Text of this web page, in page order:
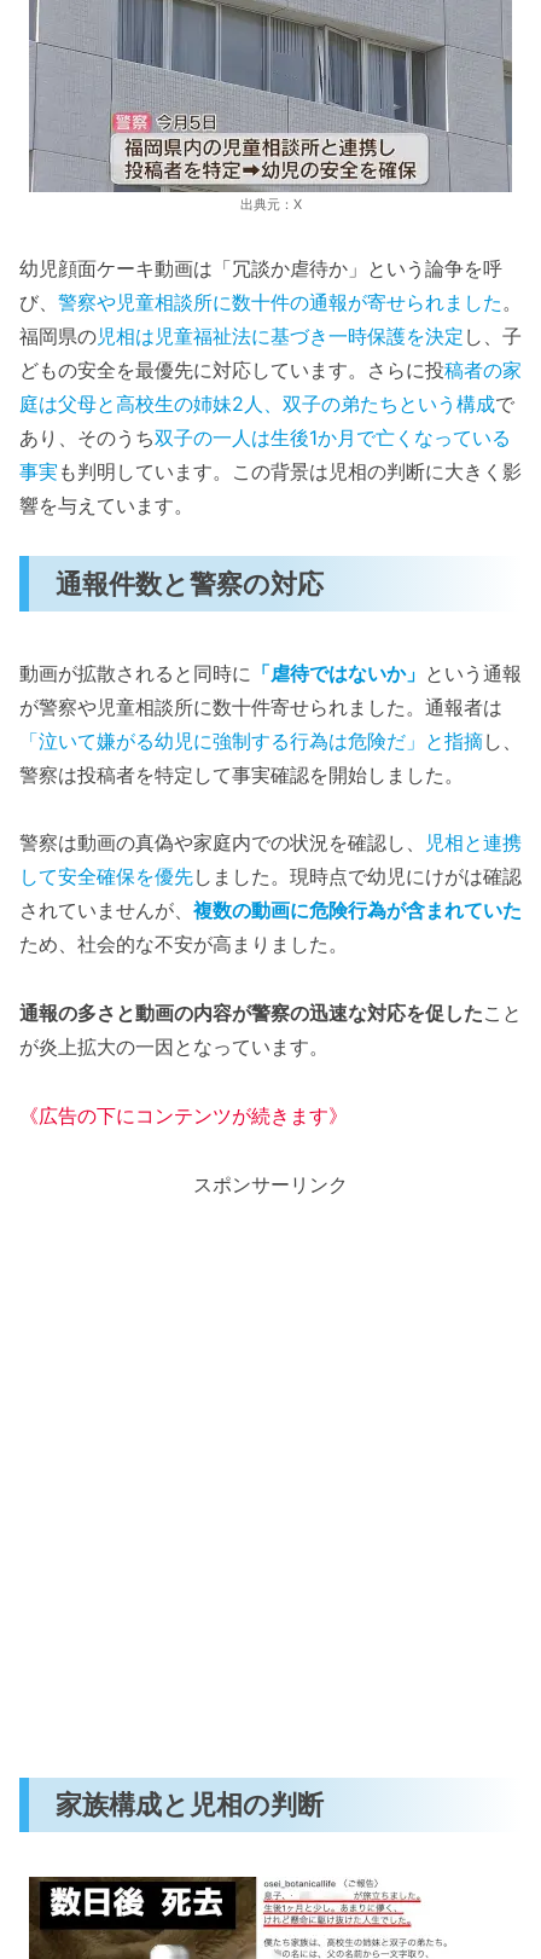
出典元：X
幼児顔面ケーキ動画は「冗談か虐待か」という論争を呼
び、 警察や児童相談所に数十件の通報が寄せられました 。
福岡県の児相は児童福祉法に基づき一時保護を決定 し、子
どもの安全を最優先に対応しています。さらに投稿者の家
庭は父母と高校生の姉妹2人、双子の弟たちという構成で
あり、そのうち双子の一人は生後1か月で亡くなっている
事実 も判明しています。この背景は児相の判断に大きく影
響を与えています。
通報件数と警察の対応
動画が拡散されると同時に 「虐待ではないか」 という通報
が警察や児童相談所に数十件寄せられました。通報者は
「泣いて嫌がる幼児に強制する行為は危険だ」と指摘し、
警察は投稿者を特定して事実確認を開始しました。
警察は動画の真偽や家庭内での状況を確認し、
児相と連携
して安全確保を優先しました。現時点で幼児にけがは確認
されていませんが、 複数の動画に危険行為が含まれていた
ため、社会的な不安が高まりました。
通報の多さと動画の内容が警察の迅速な対応を促したこと
が炎上拡大の一因となっています。
《広告の下にコンテンツが続きます》
スポンサーリンク
家族構成と児相の判断